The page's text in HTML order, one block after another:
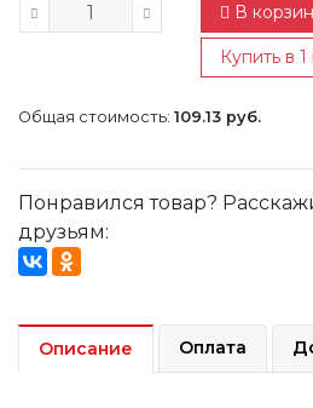
В
Купить в 1
Общая стоимость: 109.13 руб.
Понравился товар?
друзьям:
Описание Оплата